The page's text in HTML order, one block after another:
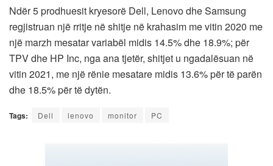
Ndër 5 prodhuesit kryesorë Dell, Lenovo dhe Samsung
regjistruan një rritje në shitje në krahasim me vitin 2020 me
një marzh mesatar variabël midis 14.5% dhe 18.9%; për
TPV dhe HP Inc, nga ana tjetër, shitjet u ngadalësuan në
vitin 2021, me një rënie mesatare midis 13.6% për të parën
dhe 18.5% për të dytën.
Tags: Dell lenovo monitor PC